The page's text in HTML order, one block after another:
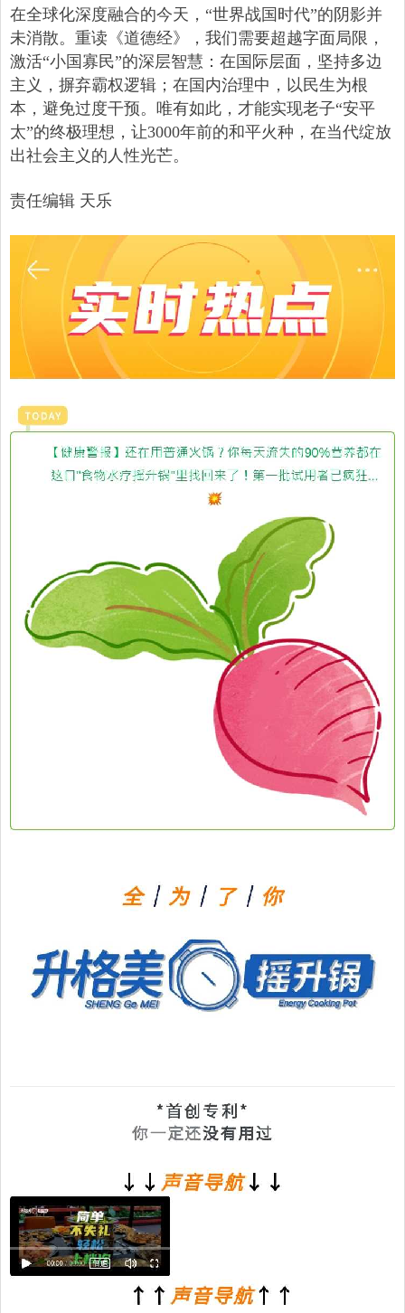
在全球化深度融合的今天，“世界战国时代”的阴影并
未消散。重读《道德经》，我们需要超越字面局限，
激活“小国寡民”的深层智慧：在国际层面，坚持多边
主义，摒弃霸权逻辑；在国内治理中，以民生为根
本，避免过度干预。唯有如此，才能实现老子“安平
太”的终极理想，让3000年前的和平火种，在当代绽放
出社会主义的人性光芒。
责任编辑 天乐